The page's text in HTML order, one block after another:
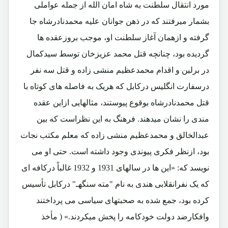
مورد انتقال سلطنت به شاه امان الله از جمله عواملی
بشمار میرفتند که در ذهن جوانان علیه محمدنادرشاه جا
گرفته و ازهمان آغاز سلطنت او، موجب بروزعقده ها
گردیده بود، چنانچه قتل محمد عزیزخان توسط سیدکمال
در برلین و اقدام محمدعظیم منشی زاده و قتل سه نفر
درسفارت انگلیس درکابل که هریک به فاصله های کوتاه با
قتل محمدنادرشاه بوقوع پیوستند، مثالهایی ازاین عقده
مندی را نشان میدهند. فرهنگ به این نظراست که بین
عبدالخالق و محمدعظیم منشی زاده که معلم مکتب نجات
بود، ازنظر فکری پیوندی وجود داشته است. حتی او می
نویسد که: «این ها در سالهای 1931 و 1932 غالباً درکافه ای
که یک نفرانقلابی هندی به نام "مته سنگهـ" درکابل تأسیس
کرده بود، جمع شده به صحبتهای سیاسی می پرداختند
وافکارضد دولت خودکامه را پخش میکردند.» ( مأخذ